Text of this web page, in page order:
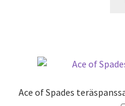
Ace of Spades